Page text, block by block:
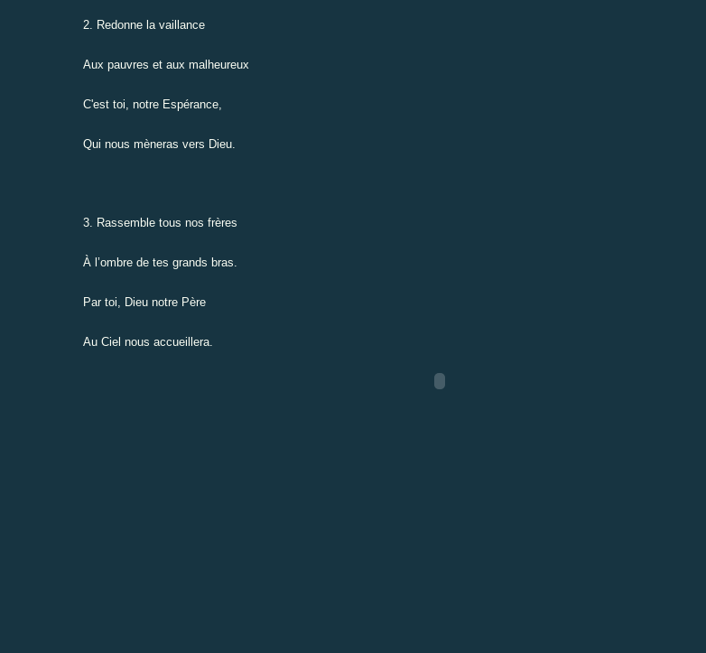
2. Redonne la vaillance
Aux pauvres et aux malheureux
C'est toi, notre Espérance,
Qui nous mèneras vers Dieu.
3. Rassemble tous nos frères
À l’ombre de tes grands bras.
Par toi, Dieu notre Père
Au Ciel nous accueillera.